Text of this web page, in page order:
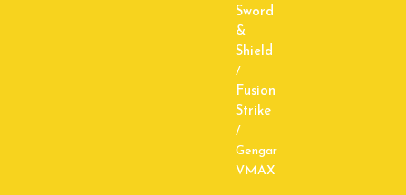
Sword
&
Shield
/
Fusion
Strike
/
Gengar
VMAX